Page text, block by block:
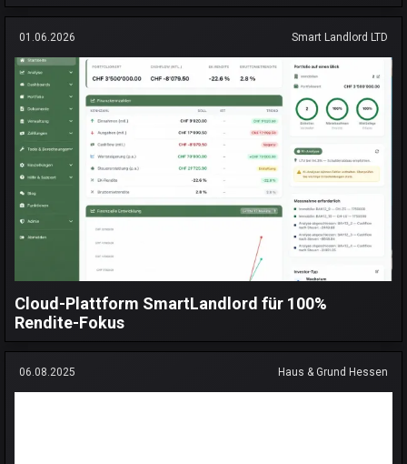
01.06.2026 Smart Landlord LTD
Cloud-Plattform SmartLandlord für 100%
Rendite-Fokus
06.08.2025 Haus & Grund Hessen